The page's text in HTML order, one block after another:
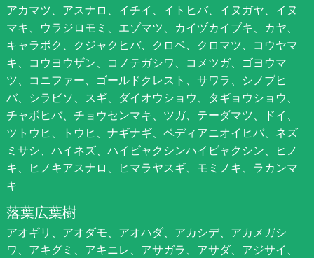
アカマツ、アスナロ、イチイ、イトヒバ、イヌガヤ、イヌ
マキ、ウラジロモミ、エゾマツ、カイヅカイブキ、カヤ、
キャラボク、クジャクヒバ、クロベ、クロマツ、コウヤマ
キ、コウヨウザン、コノテガシワ、コメツガ、ゴヨウマ
ツ、コニファー、ゴールドクレスト、サワラ、シノブヒ
バ、シラビソ、スギ、ダイオウショウ、タギョウショウ、
チャボヒバ、チョウセンマキ、ツガ、テーダマツ、ドイ、
ツトウヒ、トウヒ、ナギナギ、ペディアニオイヒバ、ネズ
ミサシ、ハイネズ、ハイビャクシンハイビャクシン、ヒノ
キ、ヒノキアスナロ、ヒマラヤスギ、モミノキ、ラカンマ
キ
落葉広葉樹
アオギリ、アオダモ、アオハダ、アカシデ、アカメガシ
ワ、アキグミ、アキニレ、アサガラ、アサダ、アジサイ、